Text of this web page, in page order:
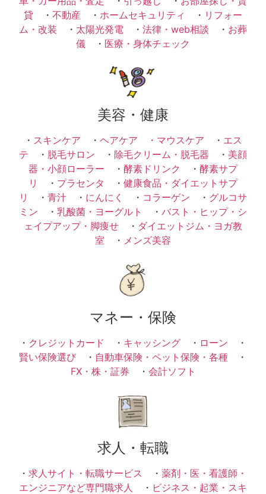
貸 ・ 不動産 ・ ホームセキュリティ ・ リフォー
ム・改装 ・ 太陽光発電 ・ 法律・web相談 ・ お葬
儀 ・ 医療・身体チェック
美容・健康
・ スキンケア ・ ヘアケア ・ マウスケア ・ エス
テ ・ 脱毛サロン ・ 除毛クリーム・脱毛器 ・ 美顔
器・小顔ローラー ・ 酵素ドリンク ・ 酵素サプ
リ
・ プラセンタ ・ 健康食品・ダイエットサプ
リ
・ 青汁 ・ にんにく ・ コラーゲン ・ グルコサ
ミン ・ 乳酸菌・ヨーグルト ・ バスト・ヒップ・シ
ェイプアップ・脚痩せ ・ ダイエットジム・ヨガ教
室 ・ メンズ美容
マネー・保険
・ クレジットカード ・ キャッシング ・ ローン ・
賢い保険選び ・ 自動車保険・ペット保険・各種 ・
FX・株・証券 ・ 会計ソフト
求人・転職
・ 求人サイト・転職サービス ・ 薬剤・医・看護師・
エンジニアなど専門職求人
・ ビジネス・起業・スキ